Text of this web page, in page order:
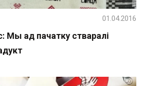
Мы ад пачатку стваралі
01.04.2016